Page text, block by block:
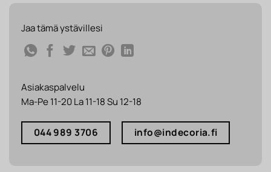
Jaa tämä ystävillesi
Asiakaspalvelu
Ma-Pe 11-20 La 11-18 Su 12-18
044 989 3706 info@indecoria.fi